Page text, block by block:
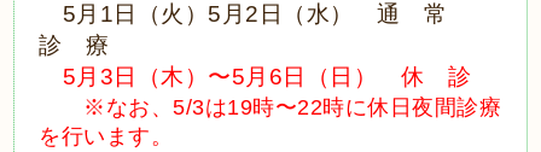
5月1日（火） 5月2日（水） 通 常
診 療
5月3日（木）〜5月6日（日） 休 診
※なお、5/3は19時〜22時に休日夜間診療
を行います。